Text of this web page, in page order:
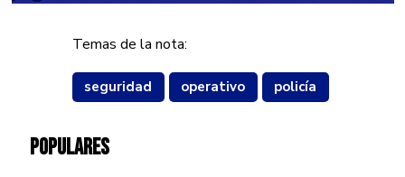
Temas de la nota:
seguridad operativo policía
POPULARES